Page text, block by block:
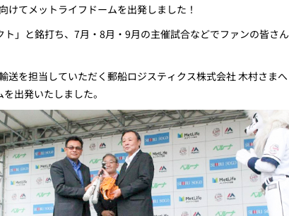
てメットライフドームを出発しました！
ト」と銘打ち、7月・8月・9月の主催試合などでファンの皆さん
を担当していただく郵船ロジスティクス株式会社 木村さまへ
出発いたしました。